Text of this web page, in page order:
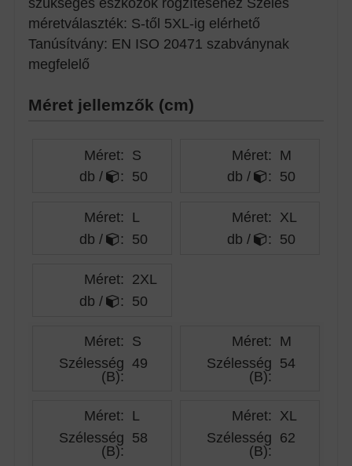
méretválaszték: S-től 5XL-ig elérhető
Tanúsítvány: EN ISO 20471 szabványnak
megfelelő
Méret jellemzők (cm)
Méret: S
db /
: 50
Méret: M
db /
: 50
Méret: L
db /
: 50
Méret: XL
db /
: 50
Méret: 2XL
db /
: 50
Méret: S
Szélesség
(B):
49
Méret: M
Szélesség
(B):
54
Méret: L
Szélesség
(B):
58
Méret: XL
Szélesség
(B):
62